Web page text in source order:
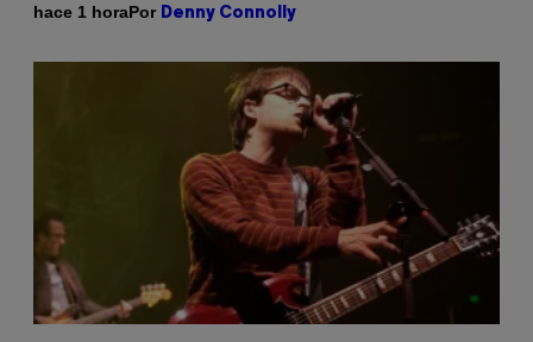
hace 1 horaPor Denny Connolly